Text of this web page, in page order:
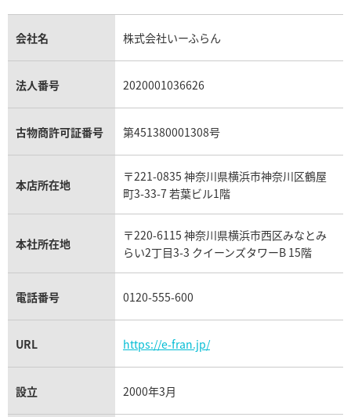
日時点の参考買取価格です ※2024年2月29日時点の参考
金貨買取
貴金属買取
銀・シルバー買取
パラジウム買取
トパーズ買取
タンザナイト買取
キャッツアイ買取
アクアマリン買取
パテック フィリップノーチラス買取
ヴァシュロン・コンスタンタン買取
オメガ買取
カルティエ買取
フランク ミュラー買取
リシャール・ミル買取
パネライ買取
チューダー（チュードル）買取
シャネル マトラッセ買取
セリーヌ買取
プラダ買取
ショーメ買取
ダミアーニ買取
モーブッサン買取
会社名 株式会社いーふらん
法人番号 2020001036626
古物商許可証番号 第451380001308号
本店所在地
〒221-0835 神奈川県横浜市神奈川区鶴屋
町3-33-7 若葉ビル1階
本社所在地
〒220-6115 神奈川県横浜市西区みなとみ
らい2丁目3-3 クイーンズタワーB 15階
電話番号 0120-555-600
URL https://e-fran.jp/
設立 2000年3月